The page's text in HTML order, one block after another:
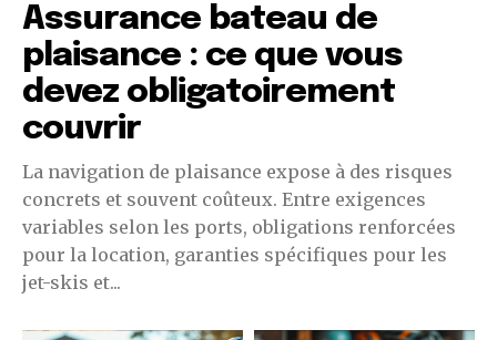
Assurance bateau de
plaisance : ce que vous
devez obligatoirement
couvrir
La navigation de plaisance expose à des risques
concrets et souvent coûteux. Entre exigences
variables selon les ports, obligations renforcées
pour la location, garanties spécifiques pour les
jet-skis et...